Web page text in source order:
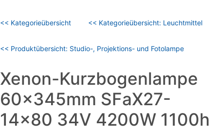
<< Kategorieübersicht << Kategorieübersicht: Leuchtmittel
<< Produktübersicht: Studio-, Projektions- und Fotolampe
Xenon-Kurzbogenlampe
60x345mm SFaX27-
14×80 34V 4200W 1100h